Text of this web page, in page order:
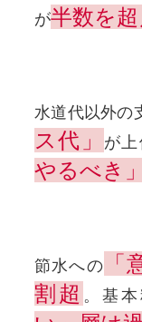
が半数を超
水道代以外の
ス代」
が
やるべき」
節水への
割超 。基